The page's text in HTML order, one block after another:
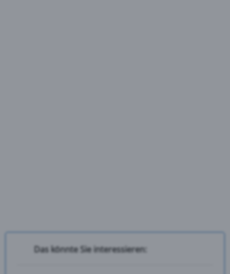
Das könnte Sie interessieren: